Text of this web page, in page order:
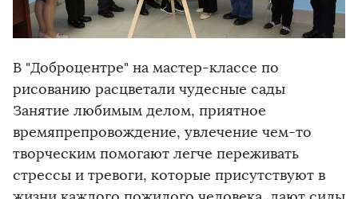
В "Доброцентре" на мастер-классе по
рисованию расцветали чудесные сады
Занятие любимым делом, приятное
времяпрепровождение, увлечение чем-то
творческим помогают легче переживать
стрессы и тревоги, которые присутствуют в